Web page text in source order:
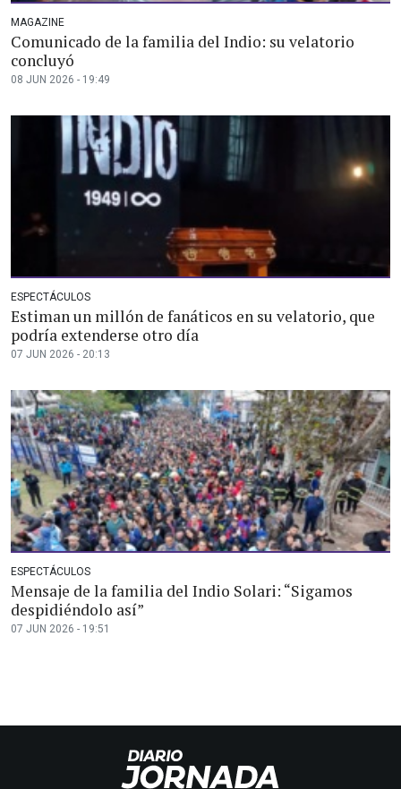
MAGAZINE
Comunicado de la familia del Indio: su velatorio
concluyó
08 JUN 2026 - 19:49
ESPECTÁCULOS
Estiman un millón de fanáticos en su velatorio, que
podría extenderse otro día
07 JUN 2026 - 20:13
ESPECTÁCULOS
Mensaje de la familia del Indio Solari: “Sigamos
despidiéndolo así”
07 JUN 2026 - 19:51